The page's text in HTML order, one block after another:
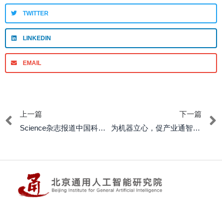
TWITTER
LINKEDIN
EMAIL
上一篇
Science杂志报道中国科研团队AGI突破：从AGI智能体到AGI社会的文明演进
下一篇
为机器立心，促产业通智：迈向高质量发展的智能新纪元